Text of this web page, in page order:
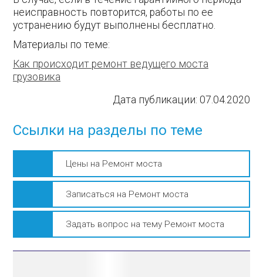
неисправность повторится, работы по ее
устранению будут выполнены бесплатно.
Материалы по теме:
Как происходит ремонт ведущего моста
грузовика
Дата публикации: 07.04.2020
Ссылки на разделы по теме
Цены на Ремонт моста
Записаться на Ремонт моста
Задать вопрос на тему Ремонт моста